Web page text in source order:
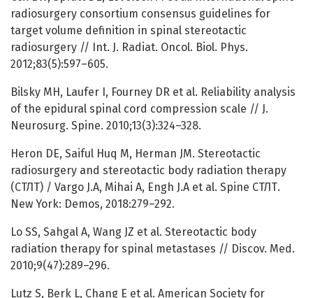
radiosurgery consortium consensus guidelines for
target volume definition in spinal stereotactic
radiosurgery // Int. J. Radiat. Oncol. Biol. Phys.
2012;83(5):597–605.
Bilsky MH, Laufer I, Fourney DR et al. Reliability analysis
of the epidural spinal cord compression scale // J.
Neurosurg. Spine. 2010;13(3):324–328.
Heron DE, Saiful Huq M, Herman JM. Stereotactic
radiosurgery and stereotactic body radiation therapy
(СТЛТ) / Vargo J.A, Mihai А, Engh J.A et al. Spine СТЛТ.
New York: Demos, 2018:279–292.
Lo SS, Sahgal A, Wang JZ et al. Stereotactic body
radiation therapy for spinal metastases // Discov. Med.
2010;9(47):289–296.
Lutz S, Berk L, Chang E et al. American Society for